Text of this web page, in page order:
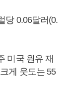
당 0.06달러(0.
미국 원유 재
게 웃도는 55